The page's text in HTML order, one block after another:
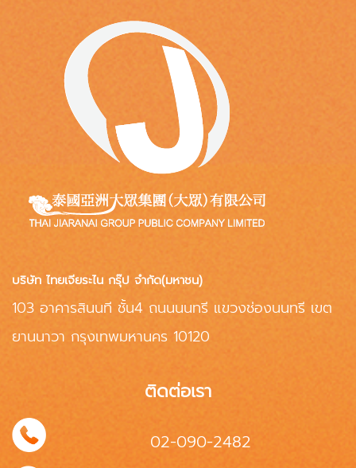
บริษัท ไทยเจียระไน กรุ๊ป จำกัด(มหาชน)
103 อาคารสินนที ชั้น4 ถนนนนทรี แขวงช่องนนทรี เขต
ยานนาวา กรุงเทพมหานคร 10120
ติดต่อเรา
02-090-2482